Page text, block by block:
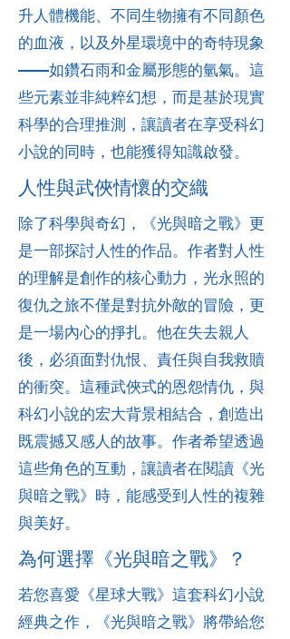
升人體機能、不同生物擁有不同顏色
的血液，以及外星環境中的奇特現象
——如鑽石雨和金屬形態的氫氣。這
些元素並非純粹幻想，而是基於現實
科學的合理推測，讓讀者在享受科幻
小說的同時，也能獲得知識啟發。
人性與武俠情懷的交織
除了科學與奇幻，《光與暗之戰》更
是一部探討人性的作品。作者對人性
的理解是創作的核心動力，光永照的
復仇之旅不僅是對抗外敵的冒險，更
是一場內心的掙扎。他在失去親人
後，必須面對仇恨、責任與自我救贖
的衝突。這種武俠式的恩怨情仇，與
科幻小說的宏大背景相結合，創造出
既震撼又感人的故事。作者希望透過
這些角色的互動，讓讀者在閱讀《光
與暗之戰》時，能感受到人性的複雜
與美好。
為何選擇《光與暗之戰》？
若您喜愛《星球大戰》這套科幻小說
經典之作，《光與暗之戰》將帶給您